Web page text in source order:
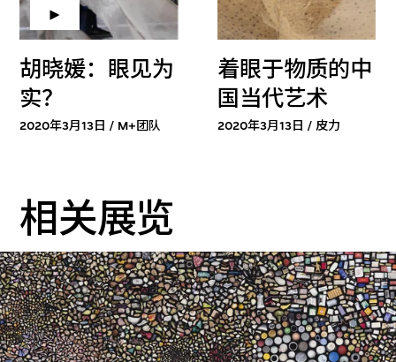
胡晓媛：眼见为
实？
2020年3月13日 / M+团队
着眼于物质的中
国当代艺术
2020年3月13日 / 皮力
相关展览